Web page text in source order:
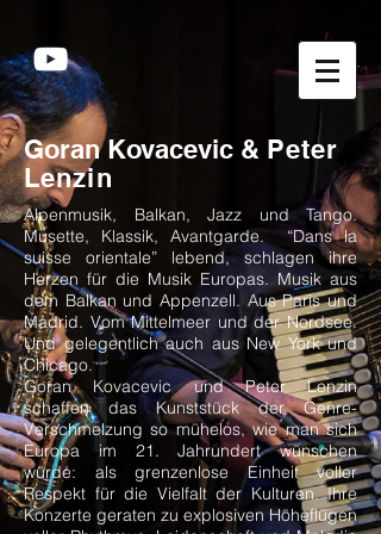
Goran Kovacevic & Peter
Lenzin
Alpenmusik, Balkan, Jazz und Tango.
Musette, Klassik, Avantgarde. “Dans la
suisse orientale” lebend, schlagen ihre
Herzen für die Musik Europas. Musik aus
dem Balkan und Appenzell. Aus Paris und
Madrid. Vom Mittelmeer und der Nordsee.
Und gelegentlich auch aus New York und
Chicago.
Goran Kovacevic und Peter Lenzin
schaffen das Kunststück der Genre-
Verschmelzung so mühelos, wie man sich
Europa im 21. Jahrundert wünschen
würde: als grenzenlose Einheit voller
Respekt für die Vielfalt der Kulturen. Ihre
Konzerte geraten zu explosiven Höheflügen